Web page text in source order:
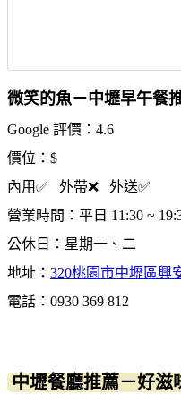
微笑的魚－中壢早午餐
Google 評價：4.6
價位：$
內用✅ 外帶❌ 外送✅
營業時間：平日 11:30 ~
公休日：星期一、二
地址： 320桃園市中壢區興
電話：0930 369 812
中壢餐廳推薦－好